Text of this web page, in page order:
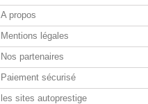
A propos
Mentions légales
Nos partenaires
Paiement sécurisé
les sites autoprestige